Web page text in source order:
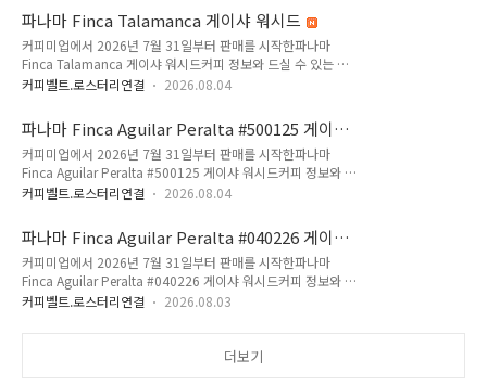
겠다는 신념을 담고 있습니다. 농장은 게샤 에스테이트와 바루
에스테이트로 나누어져 있습니다. 게샤 에스테이트는 볼칸
(Volcán) 지역 실라 데 판도(Silla de Pando) 인근 해발
1,500~1,700m에 위치해 있는데 과거 방치되거나 파괴되었던
목초지를 울창한 삼림으로 재구성하여 친환경적으로 커피를 재
2,000m가 넘는 초고고도 지역에 위치한 농장으로, 극단적인 생
태계..
파나마 Finca Talamanca 게이샤 워시드
커피미업에서 2026년 7월 31일부터 판매를 시작한파나마
Finca Talamanca 게이샤 워시드커피 정보와 드실 수 있는 로
스터리 목록입니다. 2026년 7월에 입고된 파나마 커피입니다.
피입니다.탈라망카는 1960년부터 4대째 이어온 전통과 지속 가
능한 스페셜티 커피를 선보입니다.파나마 산타클라라 고지대, 라
아미스타드 국립공원 청정 자연 기슭 아래 자리 잡아 1960년부
터 4대에 걸쳐 최상의 스페셜티 커피를 재배, 가공, 유통하고 있
는 가족 경영 농장입니다.탈라망카 산맥의 비옥한 토양과 해발
천히 완숙되며 풍부한 당도와 밀도, 복합적인 산미를 머금도록
돕습니다.자생 동식물의 ..
커피벨트.로스터리연결 2026.08.04
파나마 Finca Aguilar Peralta #500125 게이샤
워시드
커피미업에서 2026년 7월 31일부터 판매를 시작한파나마
Finca Aguilar Peralta #500125 게이샤 워시드커피 정보와 드
실 수 있는 로스터리 목록입니다.2026년 7월에 입고된 파나마
마 농장의 커피입니다.Finca Aguilar Peralta는 파나마 치리키
(Chiriquí)주의 아름다운 고산지대인 산타클라라(Santa Clara)
에 위치한 고고도 스페셜티 커피 농장입니다.1960년대 산타클
라라 지역에 개척자로 정착한 이래, 아길라르 바로소(Aguilar
Barroso) 가문의 2대와 3대가 이어받아 깊은 역사와 전통을 바
커피벨트.로스터리연결 2026.08.04
파나마 Finca Aguilar Peralta #040226 게이샤
워시드
커피미업에서 2026년 7월 31일부터 판매를 시작한파나마
Finca Aguilar Peralta #040226 게이샤 워시드커피 정보와 드
실 수 있는 로스터리 목록입니다.2026년 7월에 입고된 파나마
(Chiriquí)주의 아름다운 고산지대인 산타클라라(Santa Clara)
커피벨트.로스터리연결 2026.08.03
더보기